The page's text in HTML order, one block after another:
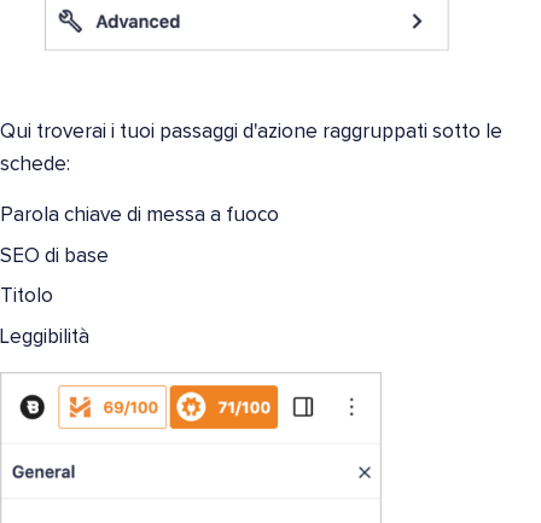
Qui troverai i tuoi passaggi d'azione raggruppati sotto le
schede:
Parola chiave di messa a fuoco
SEO di base
Titolo
Leggibilità